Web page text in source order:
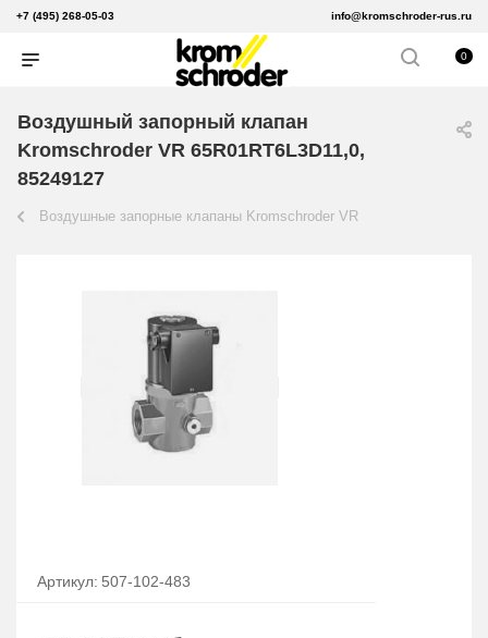
+7 (495) 268-05-03 info@kromschroder-rus.ru
0
Воздушный запорный клапан
Kromschroder VR 65R01RT6L3D11,0,
85249127
Воздушные запорные клапаны Kromschroder VR
Артикул: 507-102-483